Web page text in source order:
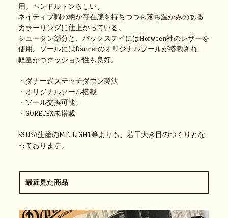
用。ペンドルトンらしい、
ネイティブ調の柄が存在感を持ちつつも落ち温かみのある
カラーリングに仕上がっている。
シュータン部分と、バックステイにはHorween社のレザーを
使用。ソールにはDannerのオリジナルソールが搭載され、
軽量かつクッション性も良好。
・ダナー式ステッチダウン製法
・オリジナルソール搭載
・ソール交換可能。
・GORETEX未搭載
※USA生産のMT. LIGHT等よりも、若干大き目のつくりとな
っております。
最近見た商品